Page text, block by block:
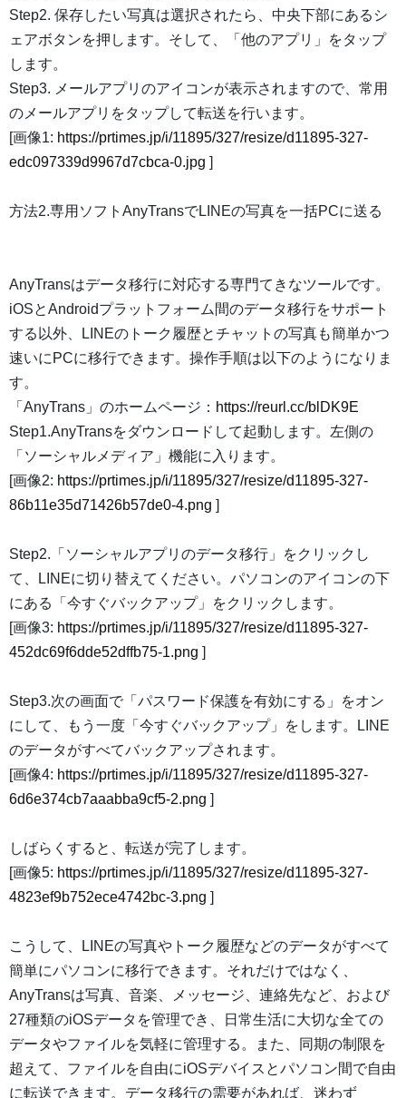
Step2. 保存したい写真は選択されたら、中央下部にあるシ
ェアボタンを押します。そして、「他のアプリ」をタップ
します。
Step3. メールアプリのアイコンが表示されますので、常用
のメールアプリをタップして転送を行います。
[画像1: https://prtimes.jp/i/11895/327/resize/d11895-327-
edc097339d9967d7cbca-0.jpg ]
方法2.専用ソフトAnyTransでLINEの写真を一括PCに送る
AnyTransはデータ移行に対応する専門てきなツールです。
iOSとAndroidプラットフォーム間のデータ移行をサポート
する以外、LINEのトーク履歴とチャットの写真も簡単かつ
速いにPCに移行できます。操作手順は以下のようになりま
す。
「AnyTrans」のホームページ： https://reurl.cc/blDK9E
Step1.AnyTransをダウンロードして起動します。左側の
「ソーシャルメディア」機能に入ります。
[画像2: https://prtimes.jp/i/11895/327/resize/d11895-327-
86b11e35d71426b57de0-4.png ]
Step2.「ソーシャルアプリのデータ移行」をクリックし
て、LINEに切り替えてください。パソコンのアイコンの下
にある「今すぐバックアップ」をクリックします。
[画像3: https://prtimes.jp/i/11895/327/resize/d11895-327-
452dc69f6dde52dffb75-1.png ]
Step3.次の画面で「パスワード保護を有効にする」をオン
にして、もう一度「今すぐバックアップ」をします。LINE
のデータがすべてバックアップされます。
[画像4: https://prtimes.jp/i/11895/327/resize/d11895-327-
6d6e374cb7aaabba9cf5-2.png ]
しばらくすると、転送が完了します。
[画像5: https://prtimes.jp/i/11895/327/resize/d11895-327-
4823ef9b752ece4742bc-3.png ]
こうして、LINEの写真やトーク履歴などのデータがすべて
簡単にパソコンに移行できます。それだけではなく、
AnyTransは写真、音楽、メッセージ、連絡先など、および
27種類のiOSデータを管理でき、日常生活に大切な全ての
データやファイルを気軽に管理する。また、同期の制限を
超えて、ファイルを自由にiOSデバイスとパソコン間で自由
に転送できます。データ移行の需要があれば、迷わず